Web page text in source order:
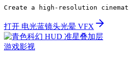
Create a high-resolution
打开 电光蓝镜头光晕 VFX
游戏影视